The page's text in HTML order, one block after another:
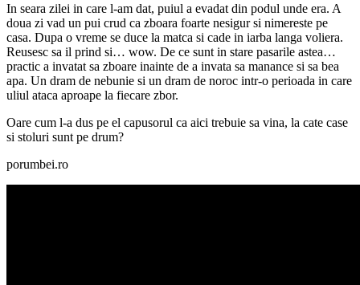
In seara zilei in care l-am dat, puiul a evadat din podul unde era. A
doua zi vad un pui crud ca zboara foarte nesigur si nimereste pe
casa. Dupa o vreme se duce la matca si cade in iarba langa voliera.
Reusesc sa il prind si… wow. De ce sunt in stare pasarile astea…
practic a invatat sa zboare inainte de a invata sa manance si sa bea
apa. Un dram de nebunie si un dram de noroc intr-o perioada in care
uliul ataca aproape la fiecare zbor.
Oare cum l-a dus pe el capusorul ca aici trebuie sa vina, la cate case
si stoluri sunt pe drum?
porumbei.ro